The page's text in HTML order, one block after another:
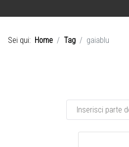
Sei qui: Home Tag gaiablu
Inserisci parte del